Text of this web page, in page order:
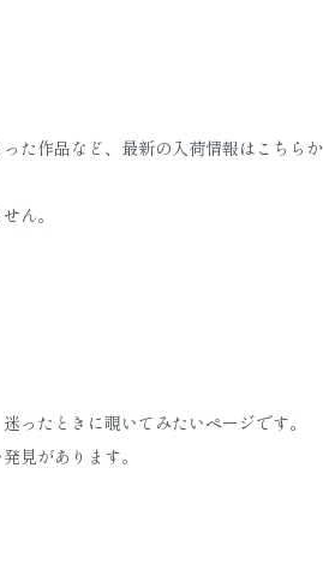
た作品など、最新の入荷情報はこちらか
ん。
ったときに覗いてみたいページです。
見があります。